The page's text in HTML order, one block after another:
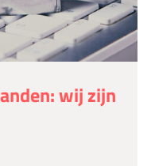
wij zijn